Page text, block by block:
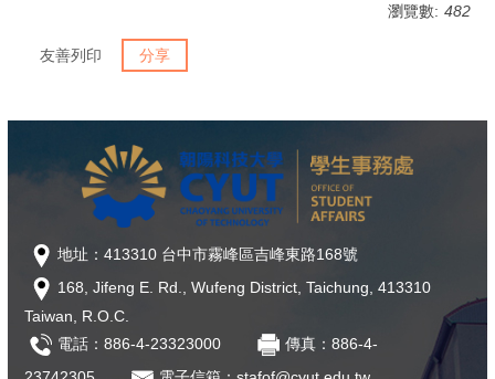
瀏覽數: 482
友善列印 分享
地址：413310 台中市霧峰區吉峰東路168號
168, Jifeng E. Rd., Wufeng District, Taichung, 413310
Taiwan, R.O.C.
電話：886-4-23323000
傳真：886-4-